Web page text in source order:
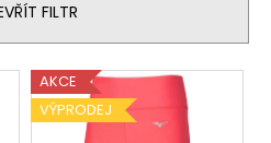
FILTR
AKCE
VÝPRODEJ